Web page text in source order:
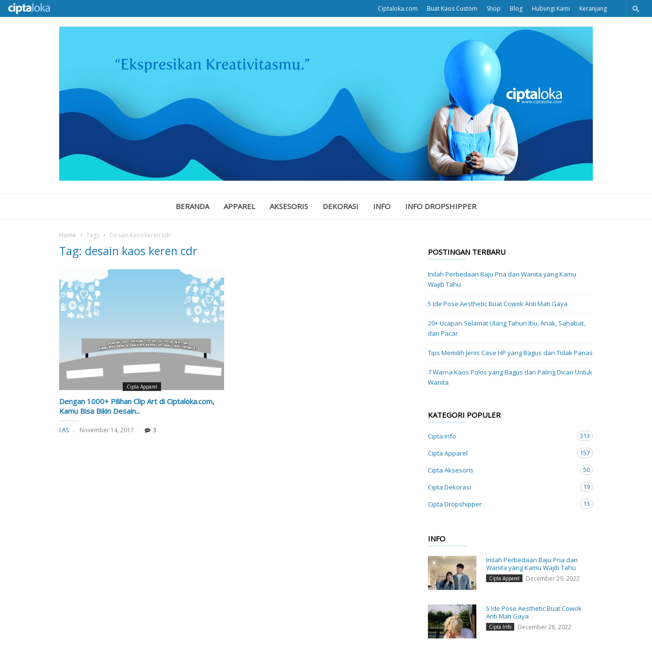
Ciptaloka.com Buat Kaos Custom Shop Blog Hubungi Kami Keranjang
BERANDA APPAREL AKSESORIS DEKORASI INFO INFO DROPSHIPPER
Home Tags Desain kaos keren cdr
Tag: desain kaos keren cdr
Cipta Apparel
Dengan 1000+ Pilihan Clip Art di Ciptaloka.com,
Kamu Bisa Bikin Desain...
I.AS November 14, 2017 3
POSTINGAN TERBARU
Inilah Perbedaan Baju Pria dan Wanita yang Kamu
Wajib Tahu
5 Ide Pose Aesthetic Buat Cowok Anti Mati Gaya
20+ Ucapan Selamat Ulang Tahun Ibu, Anak, Sahabat,
dan Pacar
Tips Memilih Jenis Case HP yang Bagus dan Tidak Panas
7 Warna Kaos Polos yang Bagus dan Paling Dicari Untuk
Wanita
KATEGORI POPULER
Cipta Info
313
Cipta Apparel
157
Cipta Aksesoris
50
Cipta Dekorasi
19
Cipta Dropshipper
13
INFO
Inilah Perbedaan Baju Pria dan
Wanita yang Kamu Wajib Tahu
Cipta Apparel December 29, 2022
5 Ide Pose Aesthetic Buat Cowok
Anti Mati Gaya
Cipta Info December 28, 2022